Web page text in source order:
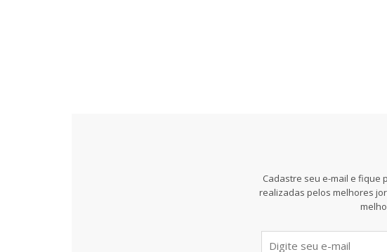
Cadastre seu e-mail e fique
realizadas pelos melhores